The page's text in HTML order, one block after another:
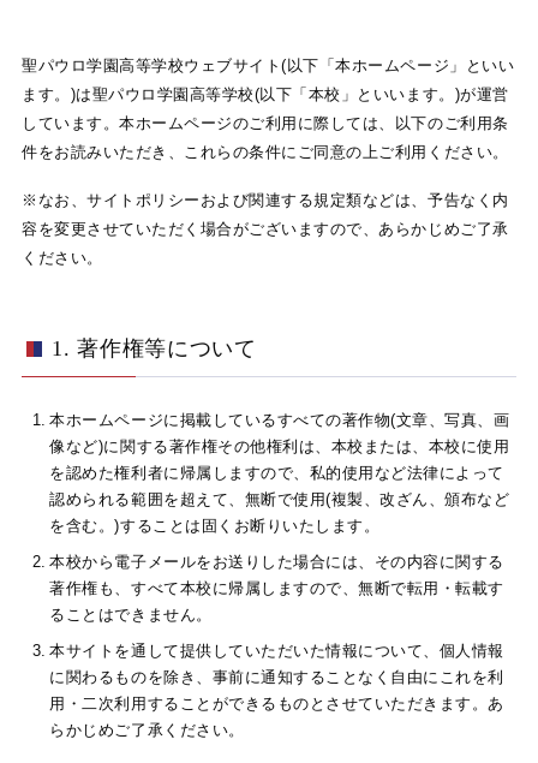
聖パウロ学園高等学校ウェブサイト(以下「本ホームページ」といい
ます。)は聖パウロ学園高等学校(以下「本校」といいます。)が運営
しています。本ホームページのご利用に際しては、以下のご利用条
件をお読みいただき、これらの条件にご同意の上ご利用ください。
※なお、サイトポリシーおよび関連する規定類などは、予告なく内
容を変更させていただく場合がございますので、あらかじめご了承
ください。
1. 著作権等について
本ホームページに掲載しているすべての著作物(文章、写真、画
像など)に関する著作権その他権利は、本校または、本校に使用
を認めた権利者に帰属しますので、私的使用など法律によって
認められる範囲を超えて、無断で使用(複製、改ざん、頒布など
を含む。)することは固くお断りいたします。
本校から電子メールをお送りした場合には、その内容に関する
著作権も、すべて本校に帰属しますので、無断で転用・転載す
ることはできません。
本サイトを通して提供していただいた情報について、個人情報
に関わるものを除き、事前に通知することなく自由にこれを利
用・二次利用することができるものとさせていただきます。あ
らかじめご了承ください。